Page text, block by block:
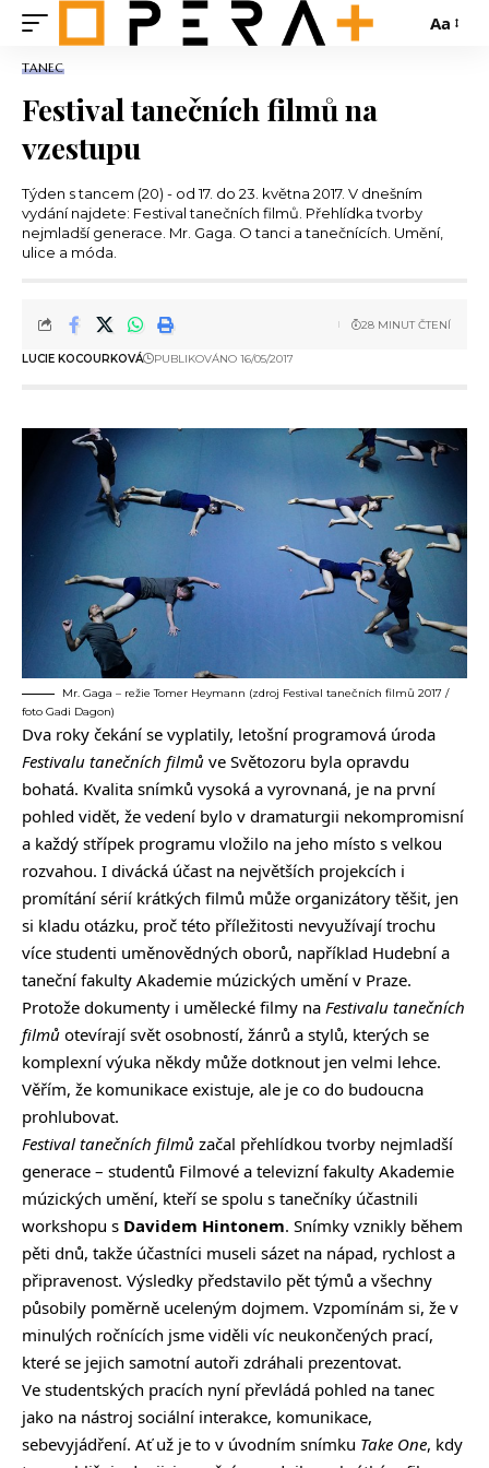
Aa
TANEC
Festival tanečních filmů na
vzestupu
Týden s tancem (20) - od 17. do 23. května 2017. V dnešním
vydání najdete: Festival tanečních filmů. Přehlídka tvorby
nejmladší generace. Mr. Gaga. O tanci a tanečnících. Umění,
ulice a móda.
LUCIE KOCOURKOVÁ PUBLIKOVÁNO 16/05/2017
28 MINUT ČTENÍ
Mr. Gaga – režie Tomer Heymann (zdroj Festival tanečních filmů 2017 /
foto Gadi Dagon)
Dva roky čekání se vyplatily, letošní programová úroda
Festivalu tanečních filmů ve Světozoru byla opravdu
bohatá. Kvalita snímků vysoká a vyrovnaná, je na první
pohled vidět, že vedení bylo v dramaturgii nekompromisní
a každý střípek programu vložilo na jeho místo s velkou
rozvahou. I divácká účast na největších projekcích i
promítání sérií krátkých filmů může organizátory těšit, jen
si kladu otázku, proč této příležitosti nevyužívají trochu
více studenti uměnovědných oborů, například Hudební a
taneční fakulty Akademie múzických umění v Praze.
Protože dokumenty i umělecké filmy na Festivalu tanečních
filmů otevírají svět osobností, žánrů a stylů, kterých se
komplexní výuka někdy může dotknout jen velmi lehce.
Věřím, že komunikace existuje, ale je co do budoucna
prohlubovat.
Festival tanečních filmů začal přehlídkou tvorby nejmladší
generace – studentů Filmové a televizní fakulty Akademie
múzických umění, kteří se spolu s tanečníky účastnili
workshopu s Davidem Hintonem. Snímky vznikly během
pěti dnů, takže účastníci museli sázet na nápad, rychlost a
připravenost. Výsledky představilo pět týmů a všechny
působily poměrně uceleným dojmem. Vzpomínám si, že v
minulých ročnících jsme viděli víc neukončených prací,
které se jejich samotní autoři zdráhali prezentovat.
Ve studentských pracích nyní převládá pohled na tanec
jako na nástroj sociální interakce, komunikace,
sebevyjádření. Ať už je to v úvodním snímku Take One, kdy